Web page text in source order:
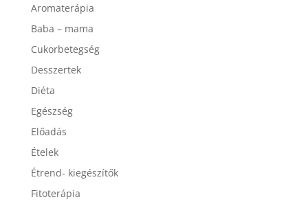
Aromaterápia
Baba – mama
Cukorbetegség
Desszertek
Diéta
Egészség
Előadás
Ételek
Étrend- kiegészítők
Fitoterápia